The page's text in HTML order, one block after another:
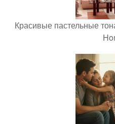
Красивые пастельные